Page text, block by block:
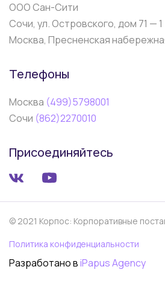
ООО Сан-Сити
Сочи, ул. Островского, дом 71 — 1
Москва, Пресненская
Телефоны
Москва (499)5798001
Сочи (862)2270010
Присоединяйтесь
© 2021 Корпос: Корпоративные
Политика конфиденциальности
Разработано вiPapus Agency